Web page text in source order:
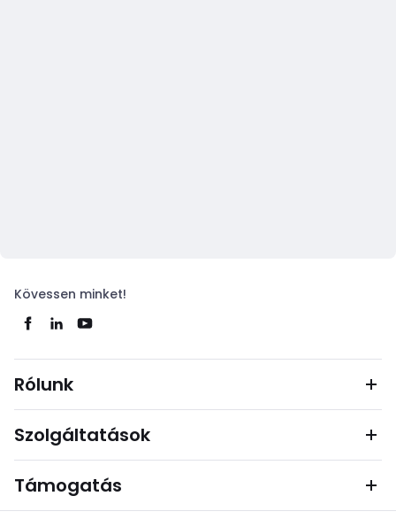
Kövessen minket!
Rólunk
Szolgáltatások
Támogatás